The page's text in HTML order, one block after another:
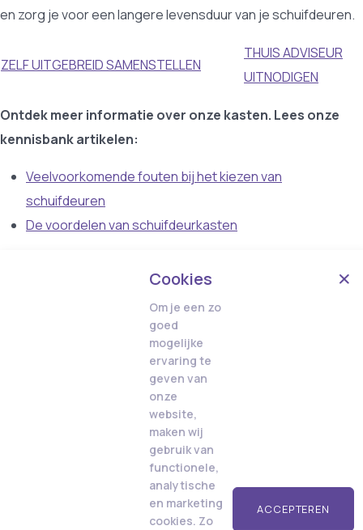
en zorg je voor een langere levensduur van je schuifdeuren.
ZELF UITGEBREID SAMENSTELLEN
THUIS ADVISEUR
UITNODIGEN
Ontdek meer informatie over onze kasten. Lees onze
kennisbank artikelen:
Veelvoorkomende fouten bij het kiezen van
schuifdeuren
De voordelen van schuifdeurkasten
Cookies
Om je een zo
goed
mogelijke
ervaring te
geven van
onze
website,
maken wij
gebruik van
functionele,
analytische
en marketing
cookies. Zo
ACCEPTEREN